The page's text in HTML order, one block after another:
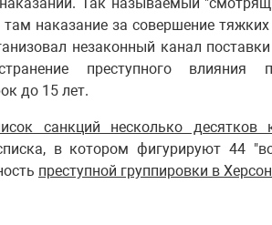
наказание за совершение тяжких
незаконный канал
преступного влияния
до 15 лет.
санкций несколько десятков
в котором фигурируют 44
преступной группировки в